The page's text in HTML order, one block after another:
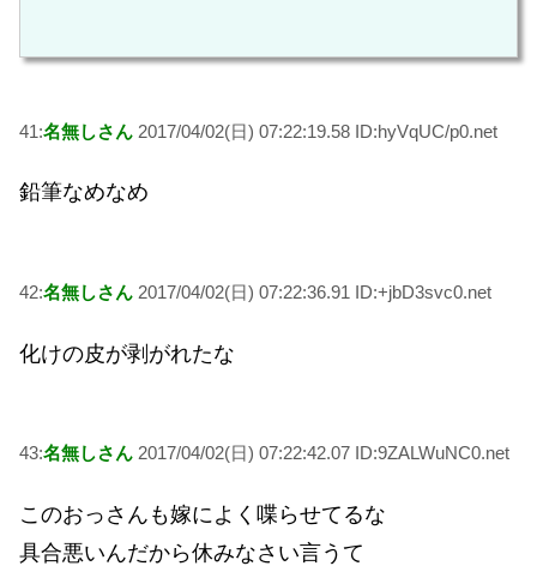
41:名無しさん 2017/04/02(日) 07:22:19.58 ID:hyVqUC/p0.net
鉛筆なめなめ
42:名無しさん 2017/04/02(日) 07:22:36.91 ID:+jbD3svc0.net
化けの皮が剥がれたな
43:名無しさん 2017/04/02(日) 07:22:42.07 ID:9ZALWuNC0.net
このおっさんも嫁によく喋らせてるな
具合悪いんだから休みなさい言うて